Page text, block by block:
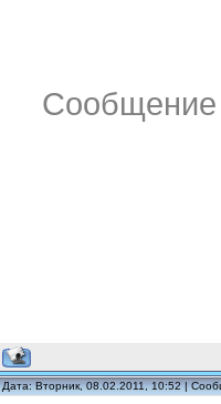
Сообщение
Дата: Вторник, 08.02.2011, 10:52 |